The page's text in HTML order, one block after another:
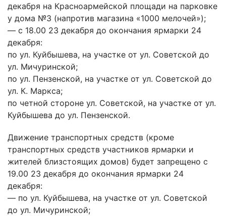
декабря на Красноармейской площади на парковке
у дома №3 (напротив магазина «1000 мелочей»);
— с 18.00 23 декабря до окончания ярмарки 24
декабря:
по ул. Куйбышева, на участке от ул. Советской до
ул. Мичуринской;
по ул. Пензенской, на участке от ул. Советской до
ул. К. Маркса;
по четной стороне ул. Советской, на участке от ул.
Куйбышева до ул. Пензенской.
Движение транспортных средств (кроме
транспортных средств участников ярмарки и
жителей близстоящих домов) будет запрещено с
19.00 23 декабря до окончания ярмарки 24
декабря:
— по ул. Куйбышева, на участке от ул. Советской
до ул. Мичуринской;